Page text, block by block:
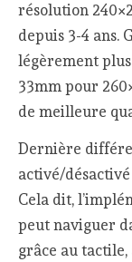
résolution
depuis 3-4 ans.
légèrement
33mm pour
de meilleure
Dernière
activé/
Cela dit,
peut naviguer
grâce au tactile,